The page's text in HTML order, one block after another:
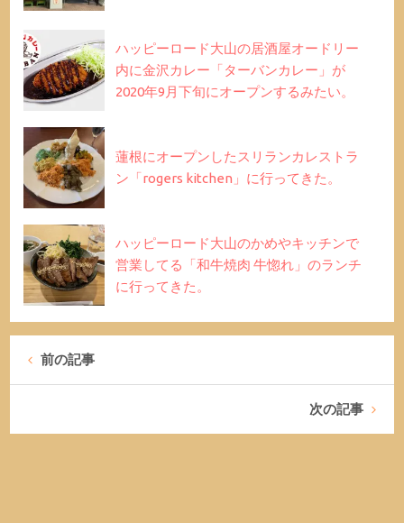
ハッピーロード大山の居酒屋オードリー
内に金沢カレー「ターバンカレー」が
2020年9月下旬にオープンするみたい。
蓮根にオープンしたスリランカレストラ
ン「rogers kitchen」に行ってきた。
ハッピーロード大山のかめやキッチンで
営業してる「和牛焼肉 牛惚れ」のランチ
に行ってきた。
前の記事
次の記事